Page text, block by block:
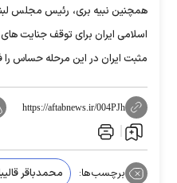
همچنین نبیه بری، رئیس مجلس
اسلامی ایران برای توقف جنایت
مثبت ایران در این مرحله حساس
https://aftabnews.ir/004PJh
برچسب‌ها: محمدباقر